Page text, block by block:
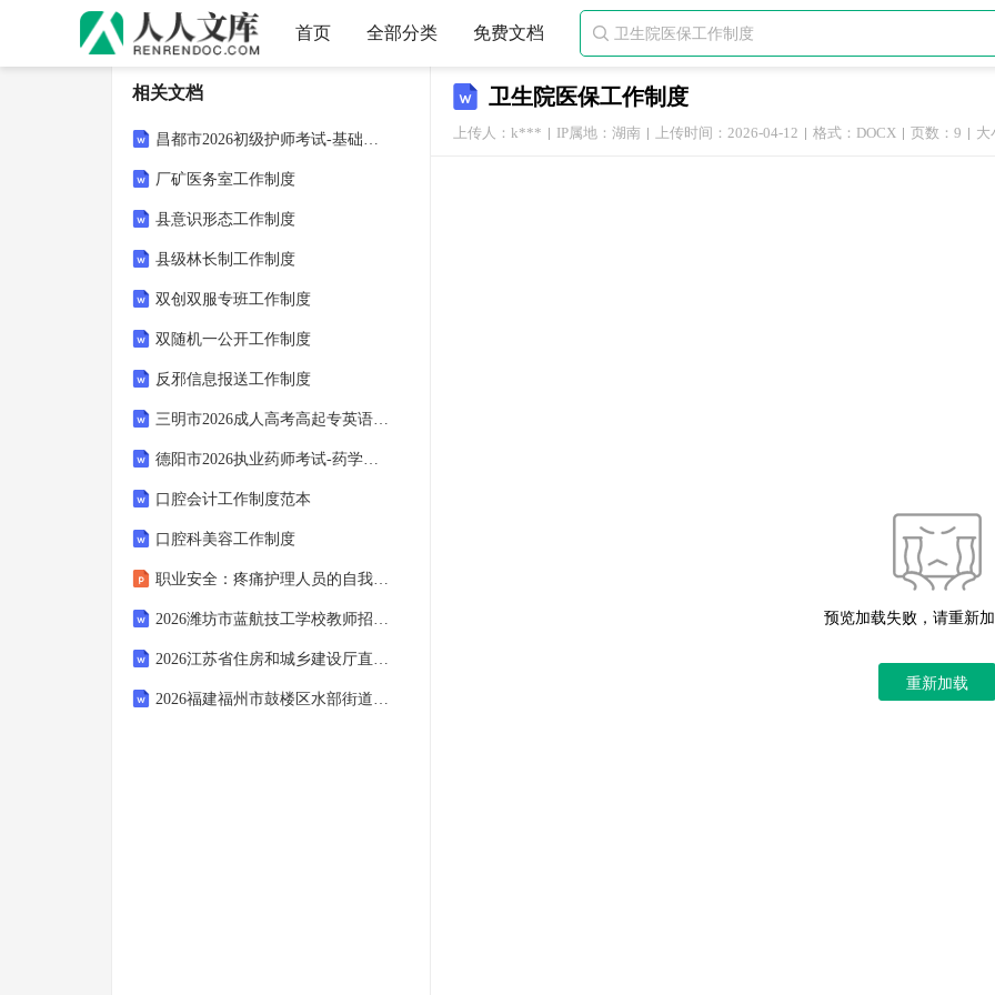
首页 全部分类 免费文档 
卫生院医保工作制度
上传人：k*** IP属地：湖南 上传时间：2026-04-12 格式：DOCX 页数：9 大
预览加载失败，请重新
重新加载
相关文档
昌都市2026初级护师考试-基础护理学专项题库(含答案)
厂矿医务室工作制度
县意识形态工作制度
县级林长制工作制度
双创双服专班工作制度
双随机一公开工作制度
反邪信息报送工作制度
三明市2026成人高考高起专英语预测试题(含答案)
德阳市2026执业药师考试-药学专业知识必刷题(含答案)
口腔会计工作制度范本
口腔科美容工作制度
职业安全：疼痛护理人员的自我防护
2026潍坊市蓝航技工学校教师招聘备考题库及1套参考答案详解
2026江苏省住房和城乡建设厅直属事业单位江苏省城乡发展研究中心招聘高层次人才备考题库及答案详解（必刷）
2026福建福州市鼓楼区水部街道办事处招聘劳务派遣人员1人备考题库及答案详解1套